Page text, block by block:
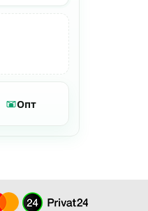
Опт